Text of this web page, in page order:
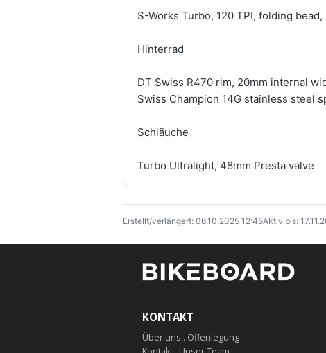
S-Works Turbo, 120 TPI, folding
Hinterrad
DT Swiss R470 rim, 20mm internal
Swiss Champion 14G stainless steel
Schläuche
Turbo Ultralight, 48mm Presta valve
Erstellt/verlängert: 06.10.2025 12:45Aktiv bis:
KONTAKT
Über uns . Offenlegung